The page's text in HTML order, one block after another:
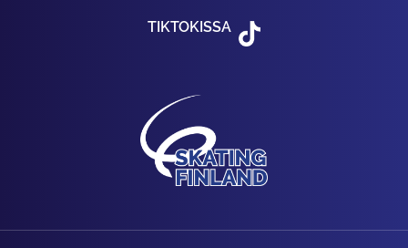
TIKTOKISSA